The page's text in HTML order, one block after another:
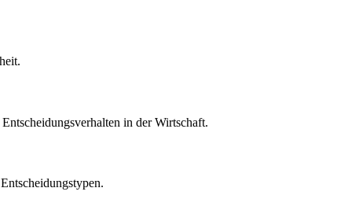
in der Wirtschaft.